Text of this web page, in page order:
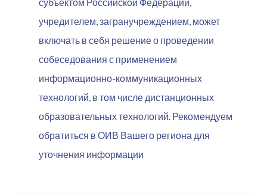
учредителем, загранучреждением, может
включать в себя решение о проведении
собеседования с применением
информационно-коммуникационных
технологий, в том числе дистанционных
образовательных технологий. Рекомендуем
обратиться в ОИВ Вашего региона для
уточнения информации